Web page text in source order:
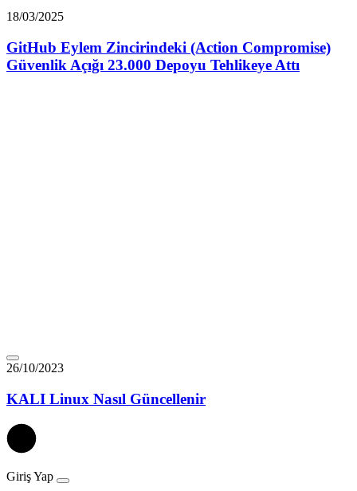
18/03/2025
GitHub Eylem Zincirindeki (Action Compromise)
Güvenlik Açığı 23.000 Depoyu Tehlikeye Attı
26/10/2023
KALI Linux Nasıl Güncellenir
Giriş Yap